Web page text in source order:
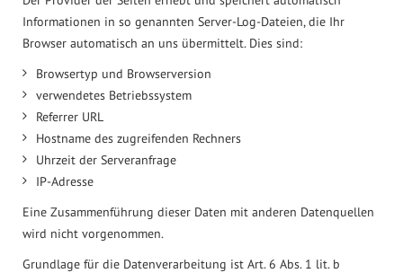
Informationen in so genannten Server-Log-Dateien, die Ihr
Browser automatisch an uns übermittelt. Dies sind:
Browsertyp und Browserversion
verwendetes Betriebssystem
Referrer URL
Hostname des zugreifenden Rechners
Uhrzeit der Serveranfrage
IP-Adresse
Eine Zusammenführung dieser Daten mit anderen Datenquellen
wird nicht vorgenommen.
Grundlage für die Datenverarbeitung ist Art. 6 Abs. 1 lit. b